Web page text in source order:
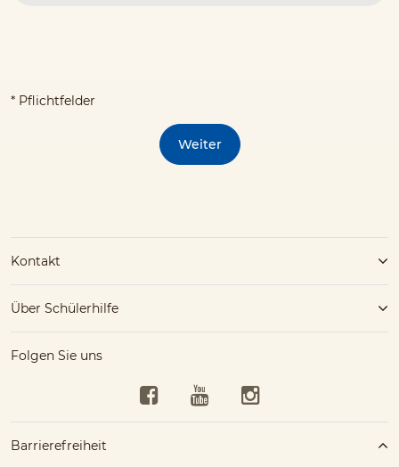
* Pflichtfelder
Weiter
Kontakt
Über Schülerhilfe
Folgen Sie uns
FacebookYouTubeInstagram
Barrierefreiheit